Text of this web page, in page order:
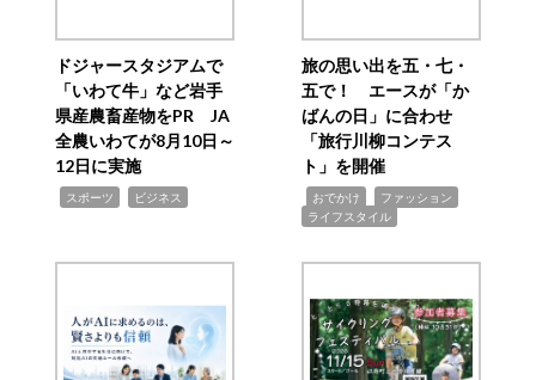
ドジャースタジアムで
「いわて牛」など岩手
県産農畜産物をPR JA
全農いわてが8月10日～
12日に実施
スポーツ ビジネス
旅の思い出を五・七・
五で！ エースが「か
ばんの日」に合わせ
「旅行川柳コンテス
ト」を開催
おでかけ ファッション
ライフスタイル